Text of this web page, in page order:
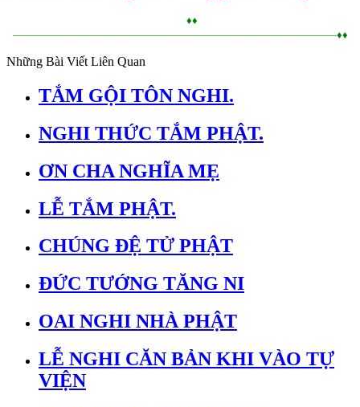
♦♦
———————————————————————————————♦♦
Những Bài Viết Liên Quan
TẮM GỘI TÔN NGHI.
NGHI THỨC TẮM PHẬT.
ƠN CHA NGHĨA MẸ
LỄ TẮM PHẬT.
CHÚNG ĐỆ TỬ PHẬT
ĐỨC TƯỚNG TĂNG NI
OAI NGHI NHÀ PHẬT
LỄ NGHI CĂN BẢN KHI VÀO TỰ
VIỆN